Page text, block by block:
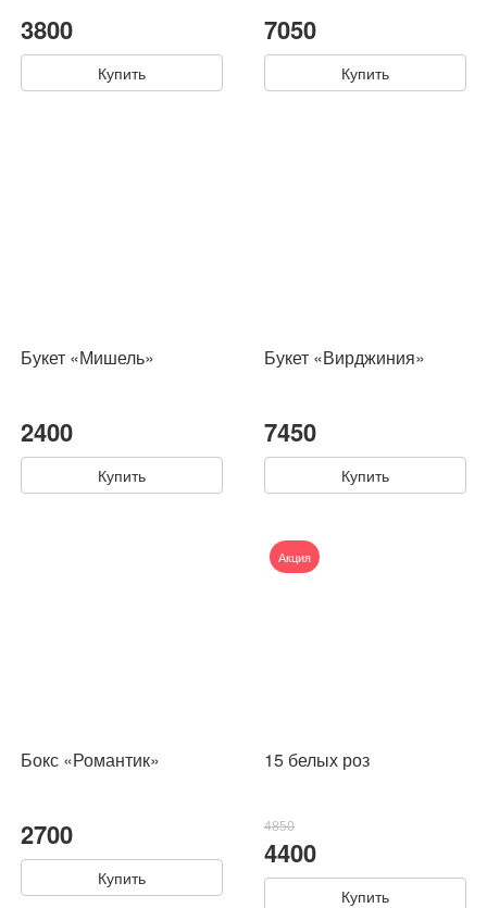
3800
Купить
7050
Купить
Букет «Мишель»
2400
Купить
Букет «Вирджиния»
7450
Купить
Бокс «Романтик»
2700
Купить
15 белых роз
4850
4400
Купить
Акция